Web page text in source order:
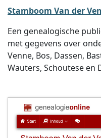
Stamboom Van der
Een genealogische
met gegevens over
Venne, Bos, Dassen,
Wauters, Schoutese en